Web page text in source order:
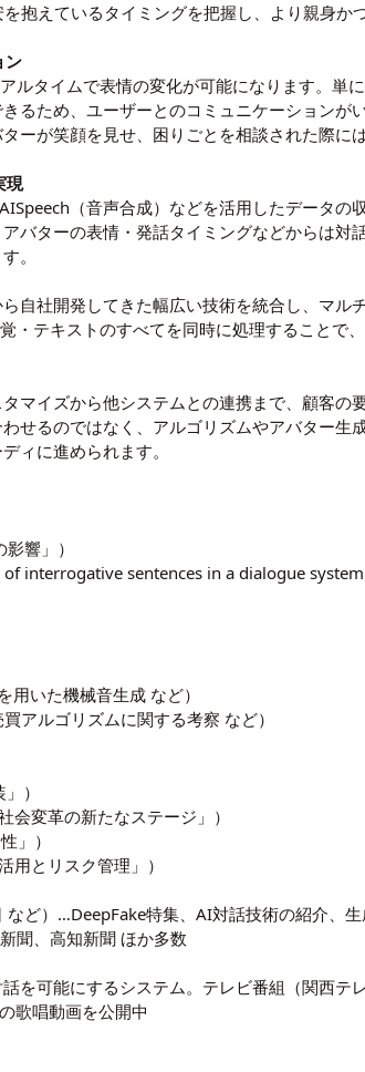
抱えているタイミングを把握し、より親身か
ン
ルタイムで表情の変化が可能になります。単
るため、ユーザーとのコミュニケーションが
ーが笑顔を見せ、困りごとを相談された際に
現
（音声合成）などを活用したデータの
バターの表情・発話タイミングなどからは対
。
自社開発してきた幅広い技術を統合し、マル
・テキストのすべてを同時に処理することで
マイズから他システムとの連携まで、顧客の
せるのではなく、アルゴリズムやアバター生
ィに進められます。
響」）
interrogative sentences in a dialogue
用いた機械音生成 など）
アルゴリズムに関する考察 など）
）
変革の新たなステージ」）
」）
用とリスク管理」）
ど）…DeepFake特集、AI対話技術の紹介、
聞、高知新聞 ほか多数
を可能にするシステム。テレビ番組（関西テ
歌唱動画を公開中